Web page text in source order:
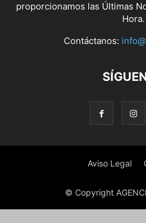
proporcionamos las Últimas
Hora.
Contáctanos:
Aviso Legal
© Copyright